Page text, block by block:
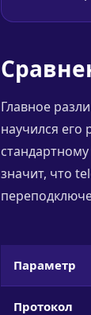
Главное
научился его
значит, что
Параметр
Протокол